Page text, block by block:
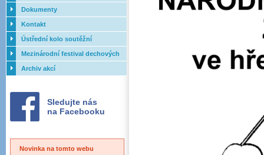
Dokumenty
Kontakt
Ústřední kolo soutěžní
přehlídky dechových orchestrů
ZUŠ - 2017
Mezinárodní festival dechových
orchestrů - Letovice
Archiv akcí
Sledujte nás
na Facebooku
Novinka na tomto webu